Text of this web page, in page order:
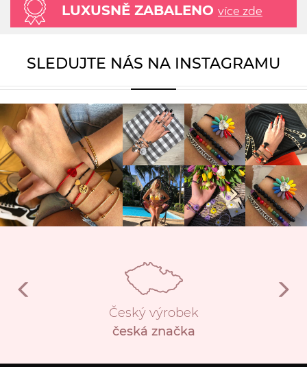
LUXUSNĚ ZABALENO více zde
SLEDUJTE NÁS NA INSTAGRAMU
Český výrobek
česká značka